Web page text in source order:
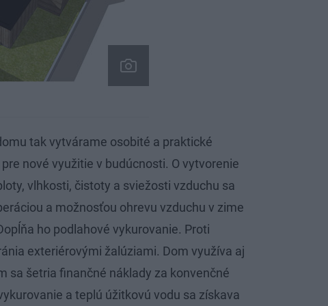
tak vytvárame osobité a praktické
nové využitie v budúcnosti. O vytvorenie
vlhkosti, čistoty a sviežosti vzduchu sa
a možnosťou ohrevu vzduchu v zime
ho podlahové vykurovanie. Proti
exteriérovými žalúziami. Dom využíva aj
sa šetria finančné náklady za konvenčné
a teplú úžitkovú vodu sa získava